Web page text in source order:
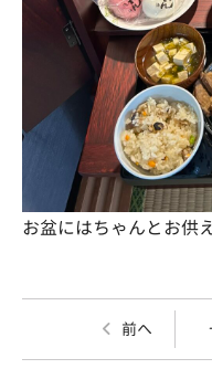
お盆にはちゃんとお供
前へ